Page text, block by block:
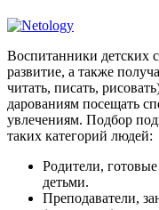
Воспитанники детских
развитие, а также
читать, писать,
дарованиям посещать
увлечениям. Подбор
таких категорий людей:
Родители,
детьми.
Преподаватели,